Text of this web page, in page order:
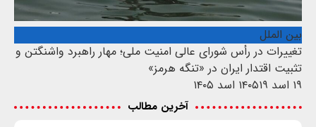
بین الملل
تغییرات در رأس شورای عالی امنیت ملی؛ مهار راهبرد واشنگتن و
تثبیت اقتدار ایران در «تنگه هرمز»
۱۹ اسد ۱۴۰۵
۱۹ اسد ۱۴۰۵
آخرین مطالب